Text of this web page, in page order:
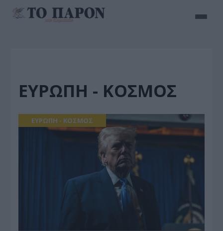
ΕΥΡΩΠΗ - ΚΟΣΜΟΣ
ΕΥΡΩΠΗ - ΚΟΣΜΟΣ